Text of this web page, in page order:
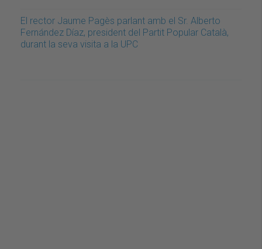
El rector Jaume Pagès parlant amb el Sr. Alberto
Fernández Díaz, president del Partit Popular Català,
durant la seva visita a la UPC